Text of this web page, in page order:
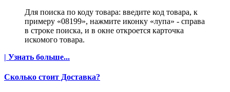
Для поиска по коду товара: введите код товара, к
примеру «08199», нажмите иконку «лупа» - справа
в строке поиска, и в окне откроется карточка
искомого товара.
| Узнать больше...
Сколько стоит Доставка?